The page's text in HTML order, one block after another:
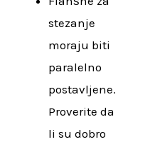
stezanje
moraju biti
paralelno
postavljene.
Proverite da
li su dobro